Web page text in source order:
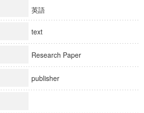
英語
text
Research Paper
publisher